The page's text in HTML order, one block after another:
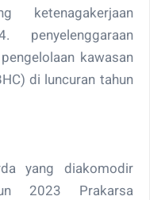
ketenagakerjaan
penyelenggaraan
kawasan
di luncuran tahun
yang diakomodir
2023 Prakarsa